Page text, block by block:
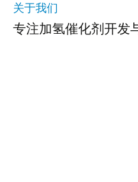
关于我们
专注加氢催化剂开发